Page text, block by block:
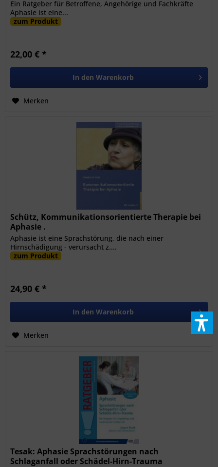
Ein Ratgeber für Betroffene, Angehörige und Fachkräfte
Aphasie ist eine...
zum Produkt
22,00 € *
In den Warenkorb
Merken
Schütz, Kommunikationsorientierte Therapie bei
Aphasie .
Aphasie ist eine Sprachstörung, die nach einer
Hirnschädigung - verursacht z....
zum Produkt
24,90 € *
In den Warenkorb
Merken
Tesak: Aphasie Sprachstörungen nach
Schlaganfall oder Schädel-Hirn-Trauma